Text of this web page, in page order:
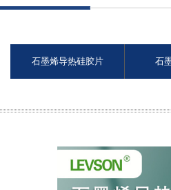
石墨烯导热硅胶片 石